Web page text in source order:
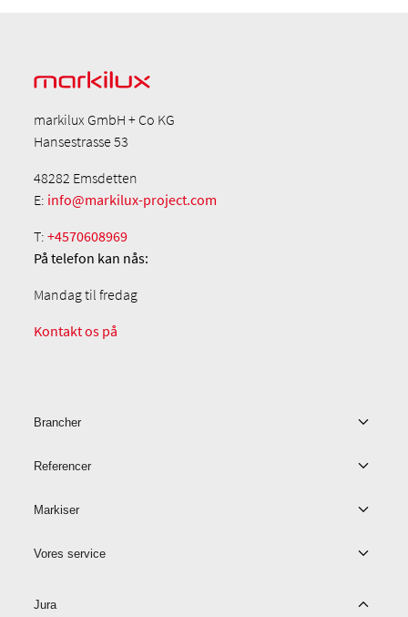
markilux GmbH + Co KG
Hansestrasse 53
48282 Emsdetten
E: info@markilux-project.com
T:+4570608969
På telefon kan nås:
Mandag til fredag
Kontakt os på
Brancher
Referencer
Markiser
Vores service
Jura